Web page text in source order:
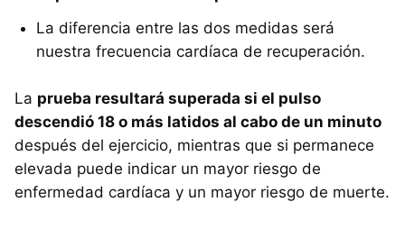
La diferencia entre las dos medidas será
nuestra frecuencia cardíaca de recuperación.
La prueba resultará superada si el pulso
descendió 18 o más latidos al cabo de un minuto
después del ejercicio, mientras que si permanece
elevada puede indicar un mayor riesgo de
enfermedad cardíaca y un mayor riesgo de muerte.